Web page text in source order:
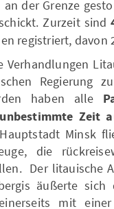
der Grenze
Zurzeit sind
registriert, davon
Verhandlungen
Regierung
haben alle
Zeit
Minsk
die
Der litauische
äußerte sich
mit einer